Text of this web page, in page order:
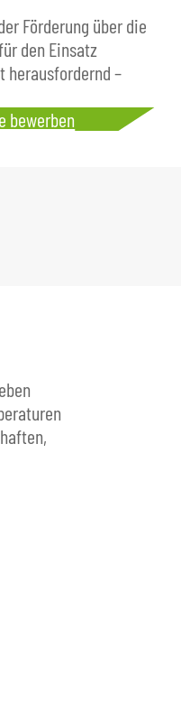
Förderung über die
den Einsatz
herausfordernd –
bewerben